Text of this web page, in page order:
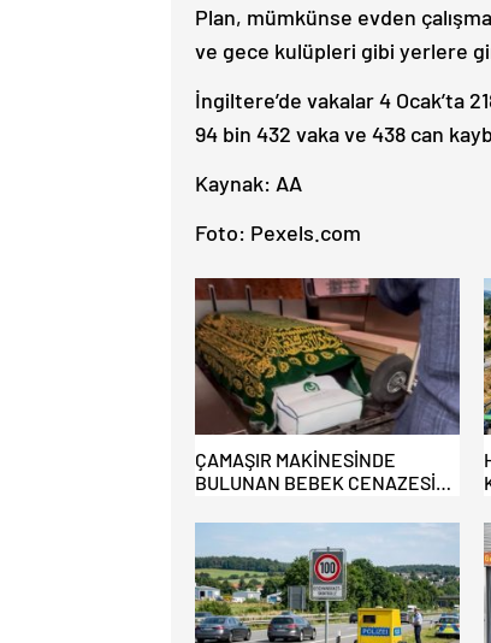
Plan, mümkünse evden
ve gece kulüpleri gibi yerlere
İngiltere’de vakalar 4 Ocak’ta
94 bin 432 vaka ve 438 can
Kaynak: AA
Foto: Pexels.com
ÇAMAŞIR MAKİNESİNDE
BULUNAN BEBEK CENAZESİ